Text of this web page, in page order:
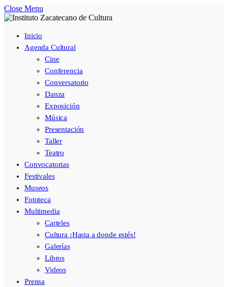
Close Menu
Inicio
Agenda Cultural
Cine
Conferencia
Conversatorio
Danza
Exposición
Música
Presentación
Taller
Teatro
Convocatorias
Festivales
Museos
Fototeca
Multimedia
Carteles
Cultura ¡Hasta a donde estés!
Galerías
Libros
Videos
Prensa